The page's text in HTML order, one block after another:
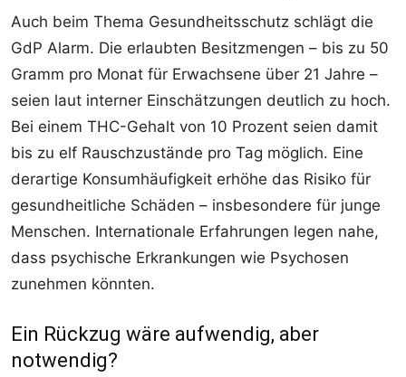
Auch beim Thema Gesundheitsschutz schlägt die
GdP Alarm. Die erlaubten Besitzmengen – bis zu 50
Gramm pro Monat für Erwachsene über 21 Jahre –
seien laut interner Einschätzungen deutlich zu hoch.
Bei einem THC-Gehalt von 10 Prozent seien damit
bis zu elf Rauschzustände pro Tag möglich. Eine
derartige Konsumhäufigkeit erhöhe das Risiko für
gesundheitliche Schäden – insbesondere für junge
Menschen. Internationale Erfahrungen legen nahe,
dass psychische Erkrankungen wie Psychosen
zunehmen könnten.
Ein Rückzug wäre aufwendig, aber
notwendig?